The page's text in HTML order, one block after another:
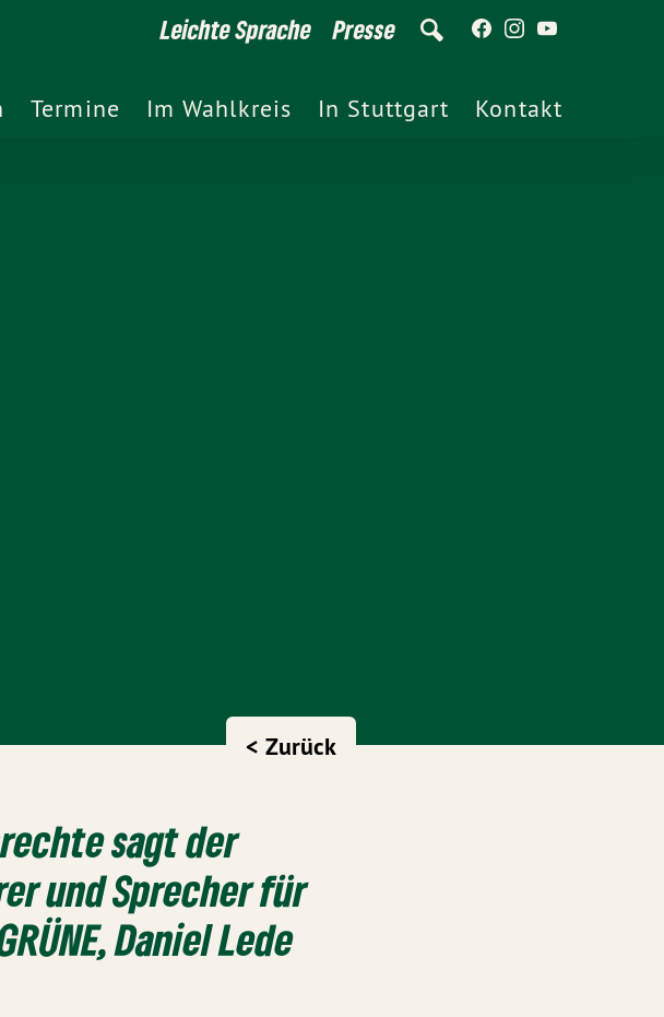
Leichte Sprache Presse
Termine Im Wahlkreis In Stuttgart Kontakt
< Zurück
sagt der
und Sprecher für
Daniel Lede